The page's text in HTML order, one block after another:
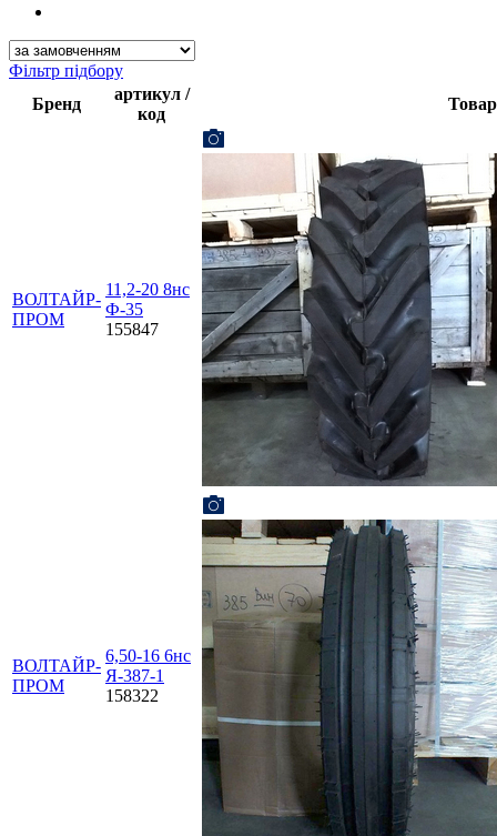
Фільтр підбору
Бренд
артикул /
код
Товар
ВОЛТАЙР-
ПРОМ
11,2-20 8нс
Ф-35
155847
ВОЛТАЙР-
ПРОМ
6,50-16 6нс
Я-387-1
158322